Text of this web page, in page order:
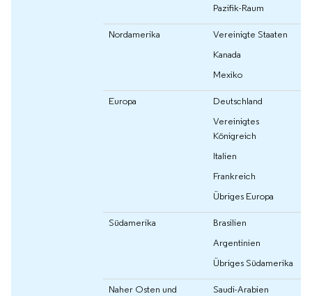
Pazifik-Raum
Nordamerika
Vereinigte Staaten
Kanada
Mexiko
Europa
Deutschland
Vereinigtes
Königreich
Italien
Frankreich
Übriges Europa
Südamerika
Brasilien
Argentinien
Übriges Südamerika
Naher Osten und
Saudi-Arabien